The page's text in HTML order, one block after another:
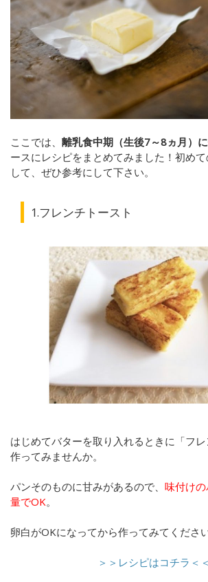
ここでは、 離乳食中期（生後7～8ヵ月）
ースにレシピをまとめてみました！初め
して、ぜひ参考にして下さい。
1.フレンチトースト
はじめてバターを取り入れるときに「フ
作ってみませんか。
パンそのものに甘みがあるので、 味付け
量でOK。
卵白がOKになってから作ってみてください
＞＞レシピはコチラ＜＜